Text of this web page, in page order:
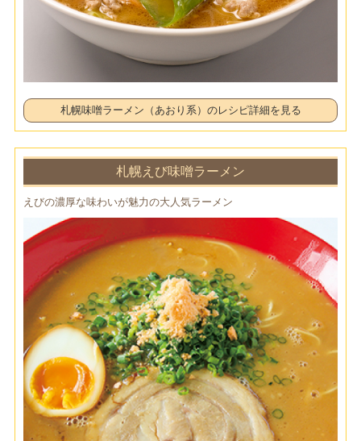
札幌味噌ラーメン（あおり系）のレシピ詳細を見る
札幌えび味噌ラーメン
えびの濃厚な味わいが魅力の大人気ラーメン